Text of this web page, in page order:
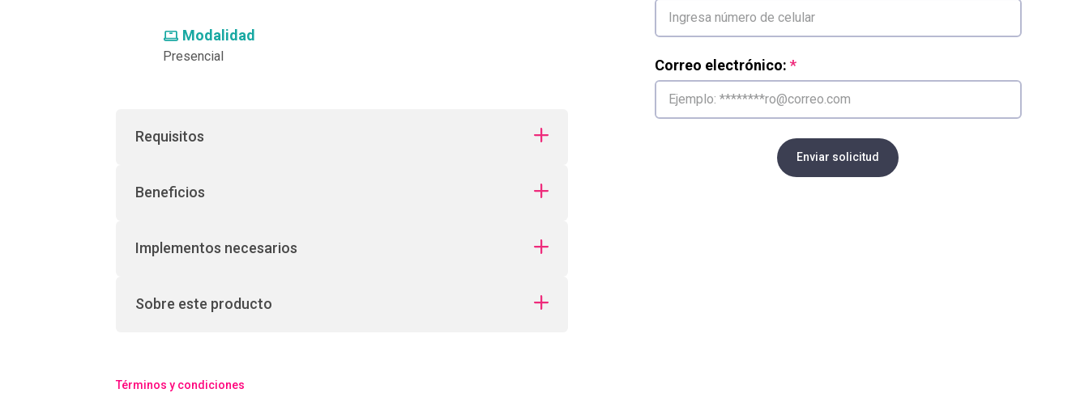
Modalidad
Presencial
Requisitos
Beneficios
Implementos necesarios
Sobre este producto
Términos y condiciones
Correo electrónico:
Enviar solicitud